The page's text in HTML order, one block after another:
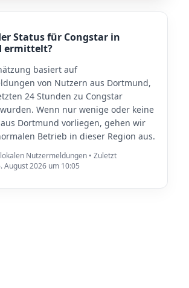
Status für Congstar in
ermittelt?
basiert auf
von Nutzern aus Dortmund,
24 Stunden zu Congstar
Wenn nur wenige oder keine
Dortmund vorliegen, gehen wir
Betrieb in dieser Region aus.
Nutzermeldungen • Zuletzt
August 2026 um 10:05